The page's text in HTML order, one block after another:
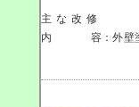
主な改修
内容 ：外